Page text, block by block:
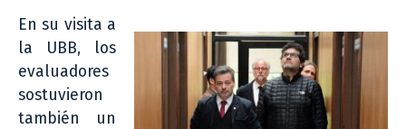
En su visita a
la UBB, los
evaluadores
sostuvieron
también un